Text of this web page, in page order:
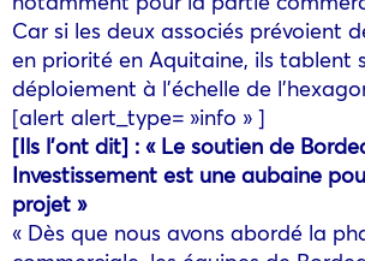
Car si les deux associés prévoient
en priorité en Aquitaine, ils tablent
déploiement à l’échelle de
[alert alert_type= »info » ]
[Ils l’ont dit] : « Le soutien de
Investissement est une aubaine
projet »
« Dès que nous avons abordé la